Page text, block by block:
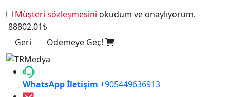
Müşteri sözleşmesini okudum ve onaylıyorum.
88802.01₺
Geri
Ödemeye Geç!
WhatsApp İletişim +905449636913